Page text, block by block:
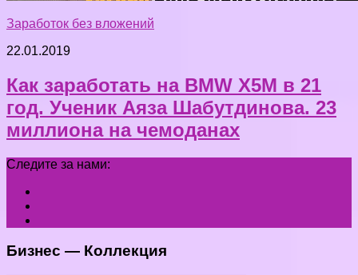
Заработок без вложений
22.01.2019
Как заработать на BMW X5M в 21
год. Ученик Аяза Шабутдинова. 23
миллиона на чемоданах
Следите за нами:
Бизнес — Коллекция